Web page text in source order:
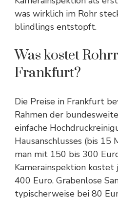
was wirklich im Rohr
blindlings entstopft.
Was kostet
Frankfurt?
Die Preise in Frankfurt
Rahmen der
einfache
Hausanschlusses (bis 15
man mit 150 bis 300
Kamerainspektion kostet
400 Euro. Grabenlose
typischerweise bei 80